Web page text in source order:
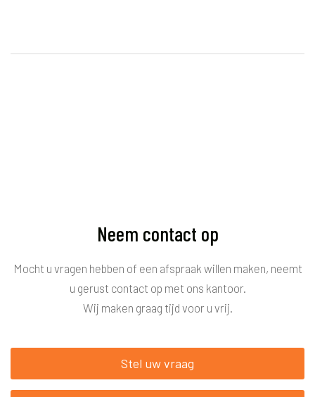
Neem contact op
Mocht u vragen hebben of een afspraak willen maken, neemt
u gerust contact op met ons kantoor.
Wij maken graag tijd voor u vrij.
Stel uw vraag